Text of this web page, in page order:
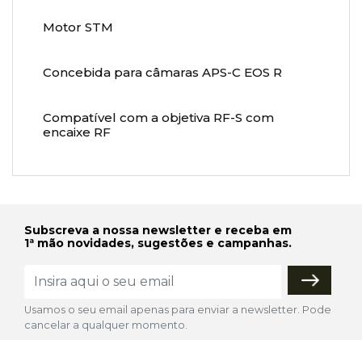
Motor STM
Concebida para câmaras APS-C EOS R
Compatível com a objetiva RF-S com
encaixe RF
Subscreva a nossa newsletter e receba em
1ª mão novidades, sugestões e campanhas.
Usamos o seu email apenas para enviar a newsletter. Pode
cancelar a qualquer momento.